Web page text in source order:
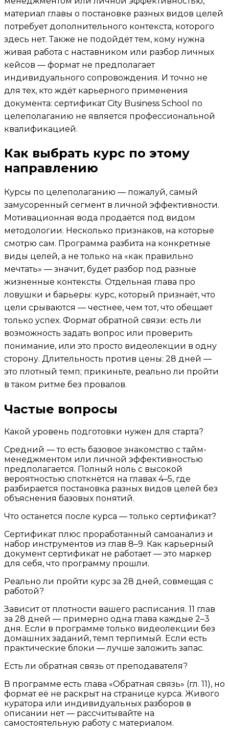
материал главы о постановке разных видов целей
потребует дополнительного контекста, которого
здесь нет. Также не подойдёт тем, кому нужна
живая работа с наставником или разбор личных
кейсов — формат не предполагает
индивидуального сопровождения. И точно не
для тех, кто ждёт карьерного применения
документа: сертификат City Business School по
целеполаганию не является профессиональной
квалификацией.
Как выбрать курс по этому
направлению
Курсы по целеполаганию — пожалуй, самый
замусоренный сегмент в личной эффективности.
Мотивационная вода продаётся под видом
методологии. Несколько признаков, на которые
смотрю сам. Программа разбита на конкретные
виды целей, а не только на «как правильно
мечтать» — значит, будет разбор под разные
жизненные контексты. Отдельная глава про
ловушки и барьеры: курс, который признаёт, что
цели срываются — честнее, чем тот, что обещает
только успех. Формат обратной связи: есть ли
возможность задать вопрос или проверить
понимание, или это просто видеолекции в одну
сторону. Длительность против цены: 28 дней —
это плотный темп; прикиньте, реально ли пройти
в таком ритме без провалов.
Частые вопросы
Какой уровень подготовки нужен для старта?
Средний — то есть базовое знакомство с тайм-
менеджментом или личной эффективностью
предполагается. Полный ноль с высокой
вероятностью споткнётся на главах 4–5, где
разбирается постановка разных видов целей без
объяснения базовых понятий.
Что останется после курса — только сертификат?
Сертификат плюс проработанный самоанализ и
набор инструментов из глав 8–9. Как карьерный
документ сертификат не работает — это маркер
для себя, что программу прошли.
Реально ли пройти курс за 28 дней, совмещая с
работой?
Зависит от плотности вашего расписания. 11 глав
за 28 дней — примерно одна глава каждые 2–3
дня. Если в программе только видеолекции без
домашних заданий, темп терпимый. Если есть
практические блоки — лучше заложить запас.
Есть ли обратная связь от преподавателя?
В программе есть глава «Обратная связь» (гл. 11), но
формат её не раскрыт на странице курса. Живого
куратора или индивидуальных разборов в
описании нет — рассчитывайте на
самостоятельную работу с материалом.